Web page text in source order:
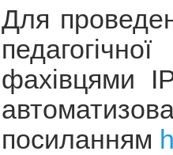
Для
фахівцями
посиланням